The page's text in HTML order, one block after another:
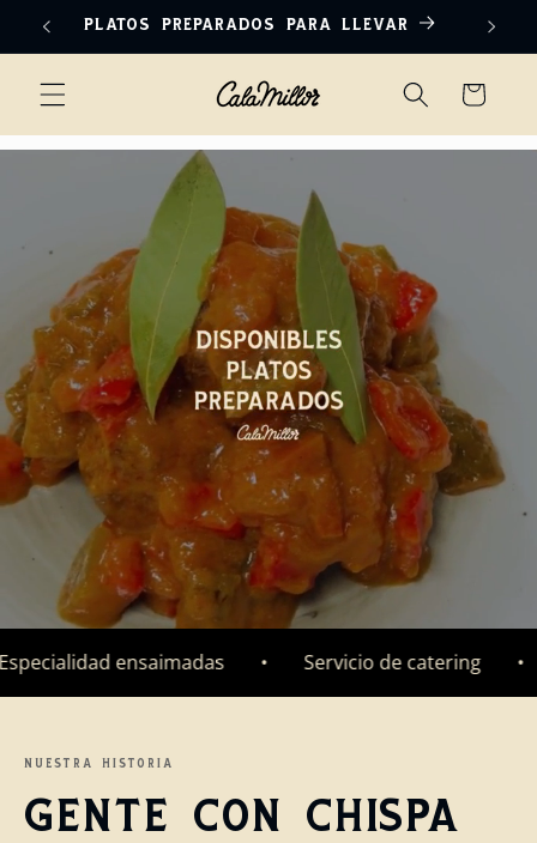
directamente
al contenido
PLATOS PREPARADOS PARA LLEVAR
Carrito
VIDEO BANNER
ensaimadas • Servicio de catering •
NUESTRA HISTORIA
GENTE CON CHISPA